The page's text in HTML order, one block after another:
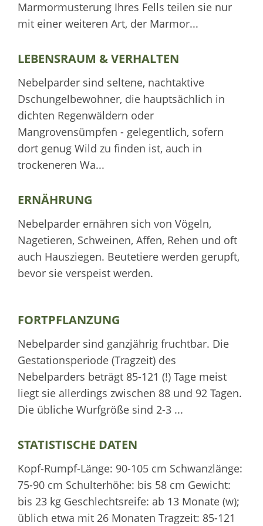
Marmormusterung Ihres Fells teilen sie nur
mit einer weiteren Art, der Marmor...
LEBENSRAUM & VERHALTEN
Nebelparder sind seltene, nachtaktive
Dschungelbewohner, die hauptsächlich in
dichten Regenwäldern oder
Mangrovensümpfen - gelegentlich, sofern
dort genug Wild zu finden ist, auch in
trockeneren Wa...
ERNÄHRUNG
Nebelparder ernähren sich von Vögeln,
Nagetieren, Schweinen, Affen, Rehen und oft
auch Hausziegen. Beutetiere werden gerupft,
bevor sie verspeist werden.
FORTPFLANZUNG
Nebelparder sind ganzjährig fruchtbar. Die
Gestationsperiode (Tragzeit) des
Nebelparders beträgt 85-121 (!) Tage meist
liegt sie allerdings zwischen 88 und 92 Tagen.
Die übliche Wurfgröße sind 2-3 ...
STATISTISCHE DATEN
Kopf-Rumpf-Länge: 90-105 cm Schwanzlänge:
75-90 cm Schulterhöhe: bis 58 cm Gewicht:
bis 23 kg Geschlechtsreife: ab 13 Monate (w);
üblich etwa mit 26 Monaten Tragzeit: 85-121